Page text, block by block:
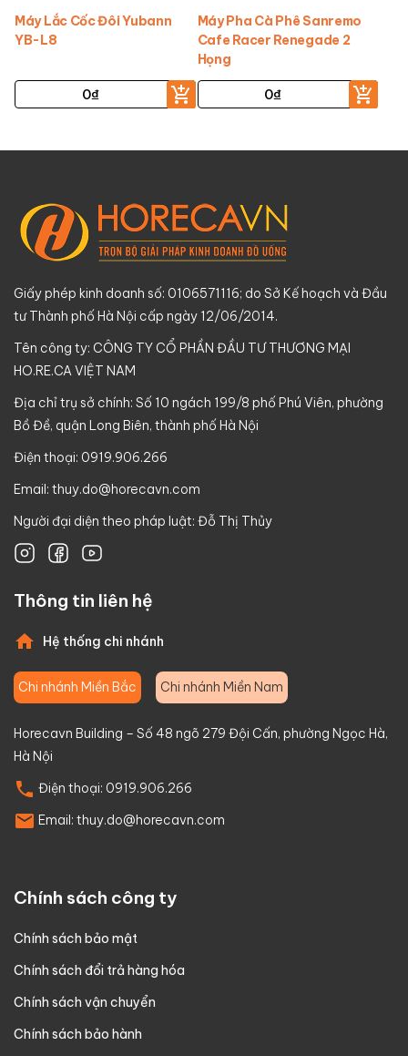
Máy Lắc Cốc Đôi Yubann
YB-L8
0₫
Máy Pha Cà Phê Sanremo
Cafe Racer Renegade 2
Họng
0₫
Giấy phép kinh doanh số: 0106571116; do Sở Kế hoạch và Đầu
tư Thành phố Hà Nội cấp ngày 12/06/2014.
Tên công ty: CÔNG TY CỔ PHẦN ĐẦU TƯ THƯƠNG MẠI
HO.RE.CA VIỆT NAM
Địa chỉ trụ sở chính: Số 10 ngách 199/8 phố Phú Viên, phường
Bồ Đề, quận Long Biên, thành phố Hà Nội
Điện thoại: 0919.906.266
Email: thuy.do@horecavn.com
Người đại diện theo pháp luật: Đỗ Thị Thủy
Thông tin liên hệ
Hệ thống chi nhánh
Chi nhánh Miền Bắc Chi nhánh Miền Nam
Horecavn Building – Số 48 ngõ 279 Đội Cấn, phường Ngọc Hà,
Hà Nội
Điện thoại: 0919.906.266
Email: thuy.do@horecavn.com
Chính sách công ty
Chính sách bảo mật
Chính sách đổi trả hàng hóa
Chính sách vận chuyển
Chính sách bảo hành